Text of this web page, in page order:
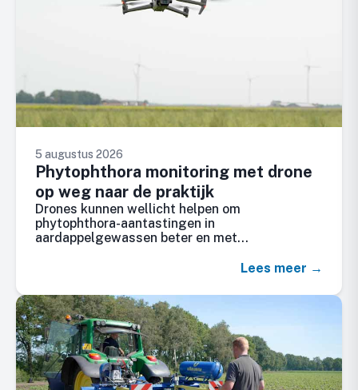
5 augustus 2026
Phytophthora monitoring met drone
op weg naar de praktijk
Drones kunnen wellicht helpen om
phytophthora-aantastingen in
aardappelgewassen beter en met…
Lees meer →